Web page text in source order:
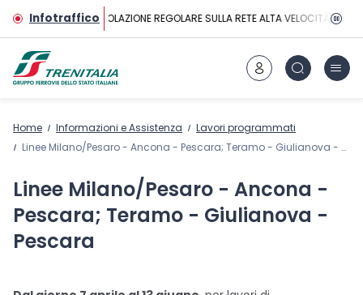
Vai al contenuto principale
InfotrafficoCIRCOLAZIONE REGOLARE SULLA RETE ALTA VELOCITÀ
Home Informazioni e Assistenza
Lavori programmati
Linee Milano/Pesaro - Ancona - Pescara; Teramo - Giulianova - Pescara
Linee Milano/Pesaro - Ancona -
Pescara; Teramo - Giulianova -
Pescara